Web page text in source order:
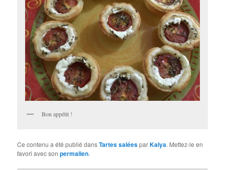
Bon appétit !
Ce contenu a été publié dansTartes saléesparKalya. Mettez-le en
favori avec sonpermalien.